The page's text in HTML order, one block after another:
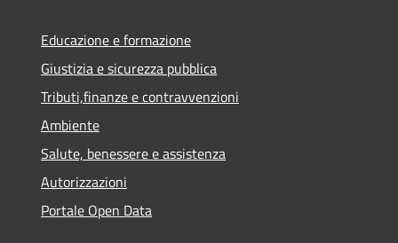
Educazione e formazione
Giustizia e sicurezza pubblica
Tributi,finanze e contravvenzioni
Ambiente
Salute, benessere e assistenza
Autorizzazioni
Portale Open Data